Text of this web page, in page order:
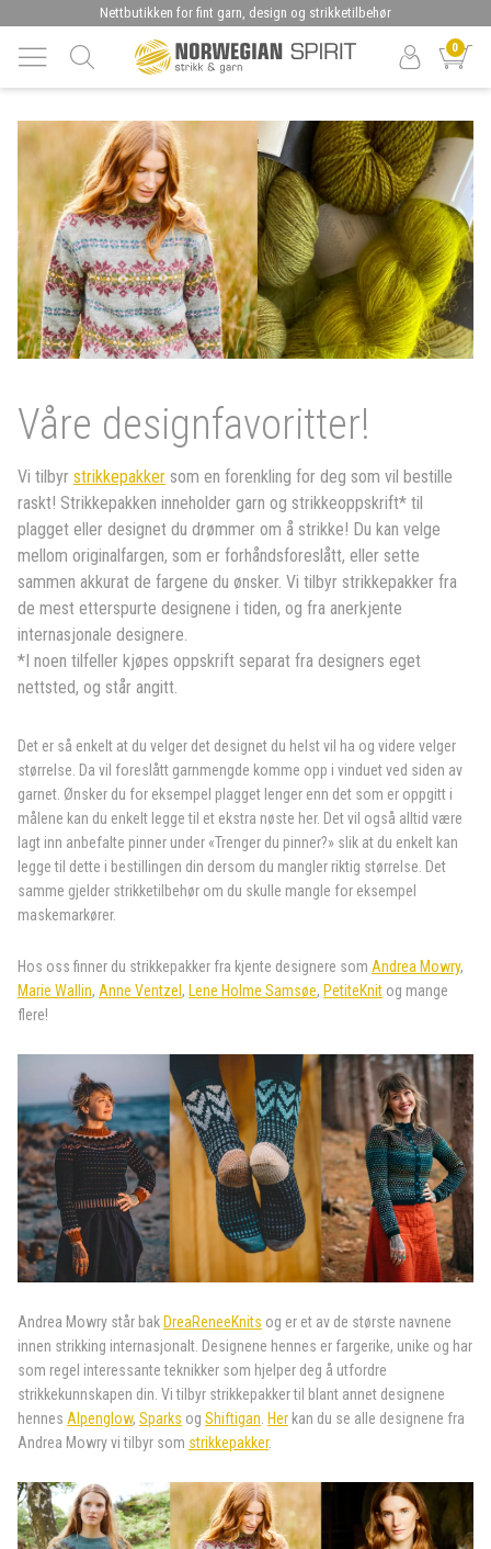
Nettbutikken for fint garn, design og strikketilbehør
0
Våre designfavoritter!
Vi tilbyr strikkepakker som en forenkling for deg som vil bestille
raskt! Strikkepakken inneholder garn og strikkeoppskrift* til
plagget eller designet du drømmer om å strikke! Du kan velge
mellom originalfargen, som er forhåndsforeslått, eller sette
sammen akkurat de fargene du ønsker. Vi tilbyr strikkepakker fra
de mest etterspurte designene i tiden, og fra anerkjente
internasjonale designere.
*I noen tilfeller kjøpes oppskrift separat fra designers eget
nettsted, og står angitt.
Det er så enkelt at du velger det designet du helst vil ha og videre velger
størrelse. Da vil foreslått garnmengde komme opp i vinduet ved siden av
garnet. Ønsker du for eksempel plagget lenger enn det som er oppgitt i
målene kan du enkelt legge til et ekstra nøste her. Det vil også alltid være
lagt inn anbefalte pinner under «Trenger du pinner?» slik at du enkelt kan
legge til dette i bestillingen din dersom du mangler riktig størrelse. Det
samme gjelder strikketilbehør om du skulle mangle for eksempel
maskemarkører.
Hos oss finner du strikkepakker fra kjente designere som Andrea Mowry,
Marie Wallin, Anne Ventzel , Lene Holme Samsøe, PetiteKnit og mange
flere!
Andrea Mowry står bak DreaReneeKnits og er et av de største navnene
innen strikking internasjonalt. Designene hennes er fargerike, unike og har
som regel interessante teknikker som hjelper deg å utfordre
strikkekunnskapen din. Vi tilbyr strikkepakker til blant annet designene
hennes Alpenglow, Sparks og Shiftigan Her kan du se alle designene fra
Andrea Mowry vi tilbyr som strikkepakker.